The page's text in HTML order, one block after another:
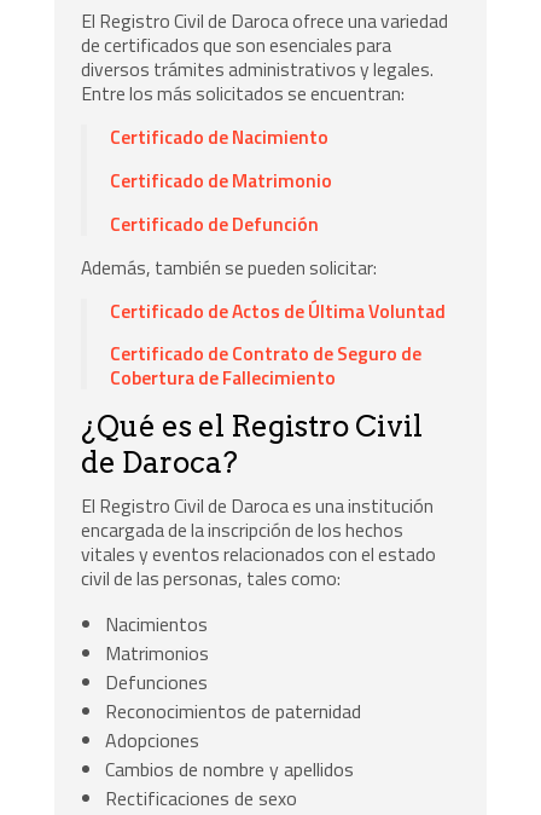
El Registro Civil de Daroca ofrece una variedad
de certificados que son esenciales para
diversos trámites administrativos y legales.
Entre los más solicitados se encuentran:
Certificado de Nacimiento
Certificado de Matrimonio
Certificado de Defunción
Además, también se pueden solicitar:
Certificado de Actos de Última Voluntad
Certificado de Contrato de Seguro de
Cobertura de Fallecimiento
¿Qué es el Registro Civil
de Daroca?
El Registro Civil de Daroca es una institución
encargada de la inscripción de los hechos
vitales y eventos relacionados con el estado
civil de las personas, tales como:
Nacimientos
Matrimonios
Defunciones
Reconocimientos de paternidad
Adopciones
Cambios de nombre y apellidos
Rectificaciones de sexo